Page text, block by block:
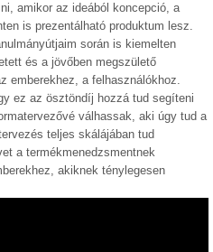
amikor az ideából koncepció, a
is prezentálható produktum lesz.
során is kiemelten
és a jövőben megszülető
emberekhez, a felhasználókhoz.
ez az ösztöndíj hozzá tud segíteni
válhassak, aki úgy tud a
teljes skálájában tud
a termékmenedzsmentnek
akiknek ténylegesen